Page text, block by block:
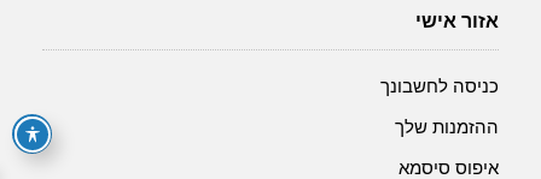
אזור אישי
כניסה לחשבונך
ההזמנות שלך
איפוס סיסמא